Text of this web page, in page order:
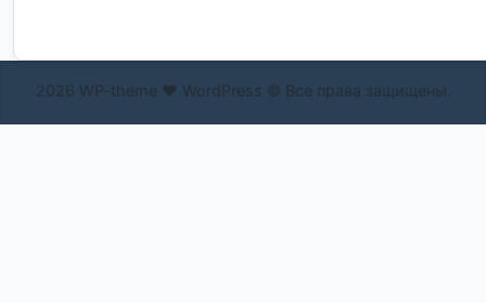
2026 WP-theme ❤ WordPress © Все права защищены.